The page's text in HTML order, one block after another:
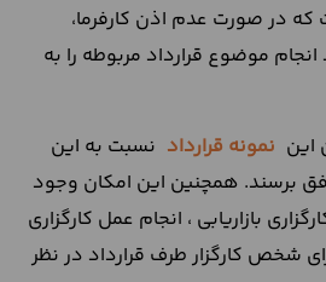
در صورت عدم اذن کارفرما،
انجام موضوع قرارداد مربوطه را به
این نمونه قرارداد نسبت به این
برسند. همچنین این امکان وجود
بازاریابی ، انجام عمل کارگزاری
شخص کارگزار طرف قرارداد در نظر